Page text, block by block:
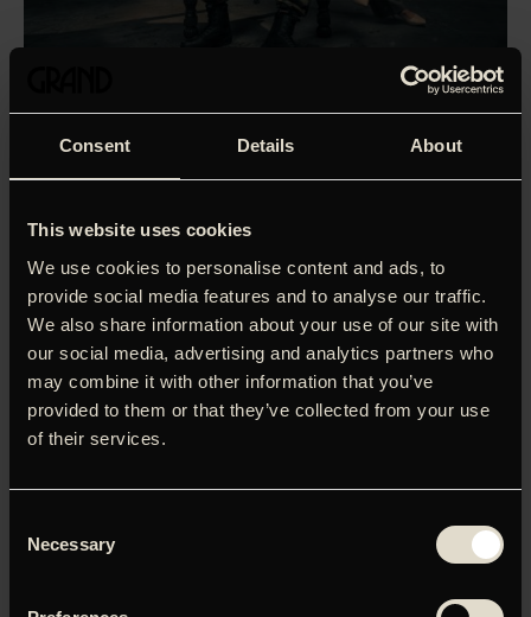
Consent Details About
This website uses cookies
We use cookies to personalise content and ads, to
provide social media features and to analyse our traffic.
We also share information about your use of our site with
our social media, advertising and analytics partners who
may combine it with other information that you’ve
provided to them or that they’ve collected from your use
of their services.
Selection
Necessary
Eksklusiv teaterforestilling med Ralph Fiennes og Indira
Varma.
‘A full-voltage, visceral Macbeth. Ralph Fiennes is pure
grådighed, mord, bedrag og overtro – og et par, der har
blod på hænderne og er korrumperet af ubønhørligt
magtbegær. Ralph Fiennes og Indira Varma spiller
hovedrollerne i William Shakespeares ‘Macbeth‘, instrueret
og nyfortolket af Simon Godwin med scenografi og
kostumedesign af Frankie Bradshaw.